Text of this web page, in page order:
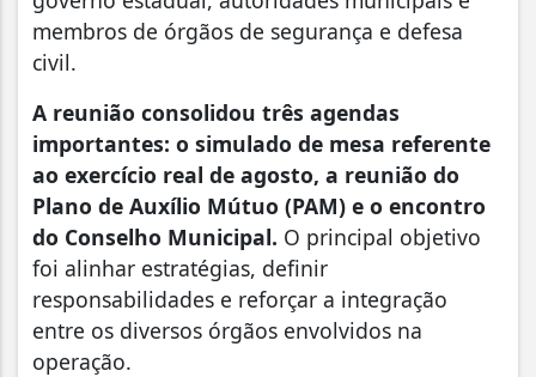
membros de órgãos de segurança e defesa
civil.
A reunião consolidou três agendas
importantes: o simulado de mesa referente
ao exercício real de agosto, a reunião do
Plano de Auxílio Mútuo (PAM) e o encontro
do Conselho Municipal. O principal objetivo
foi alinhar estratégias, definir
responsabilidades e reforçar a integração
entre os diversos órgãos envolvidos na
operação.